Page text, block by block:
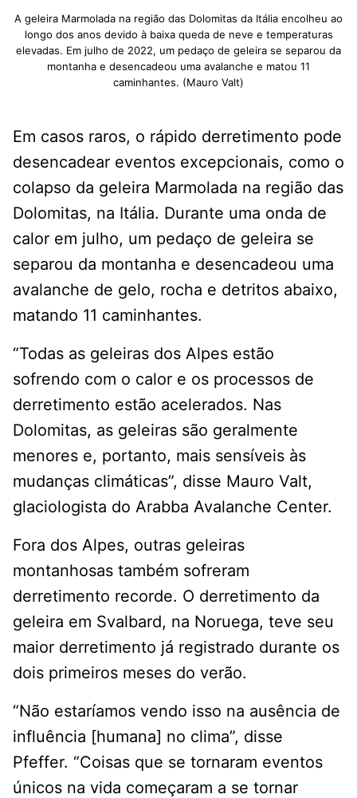
A geleira Marmolada na região das Dolomitas da Itália encolheu ao
longo dos anos devido à baixa queda de neve e temperaturas
elevadas. Em julho de 2022, um pedaço de geleira se separou da
montanha e desencadeou uma avalanche e matou 11
caminhantes. (Mauro Valt)
Em casos raros, o rápido derretimento pode
desencadear eventos excepcionais, como o
colapso da geleira Marmolada na região das
Dolomitas, na Itália. Durante uma onda de
calor em julho, um pedaço de geleira se
separou da montanha e desencadeou uma
avalanche de gelo, rocha e detritos abaixo,
matando 11 caminhantes.
“Todas as geleiras dos Alpes estão
sofrendo com o calor e os processos de
derretimento estão acelerados. Nas
Dolomitas, as geleiras são geralmente
menores e, portanto, mais sensíveis às
mudanças climáticas”, disse Mauro Valt,
glaciologista do Arabba Avalanche Center.
Fora dos Alpes, outras geleiras
montanhosas também sofreram
derretimento recorde. O derretimento da
geleira em Svalbard, na Noruega, teve seu
maior derretimento já registrado durante os
dois primeiros meses do verão.
“Não estaríamos vendo isso na ausência de
influência [humana] no clima”, disse
Pfeffer. “Coisas que se tornaram eventos
únicos na vida começaram a se tornar